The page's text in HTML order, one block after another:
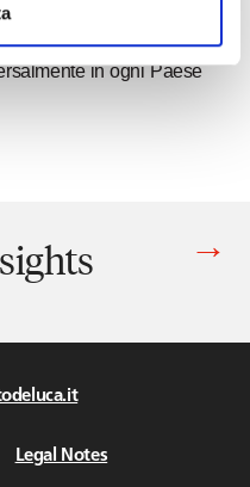
approfonditi gli aspetti
le compagnie aeree
in ogni Paese
di Newsflash & Insights
Legal Notes